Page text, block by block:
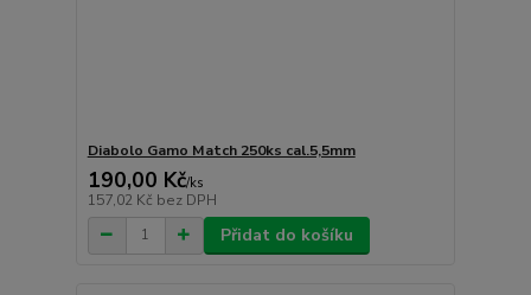
Diabolo Gamo Match 250ks cal.5,5mm
190,00 Kč/ks
157,02 Kč bez DPH
Přidat do košíku